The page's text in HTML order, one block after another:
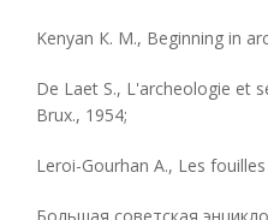
Kenyan К. М., Beginning in
De Laet S., L'archeologie et
Brux., 1954;
Leroi-Gourhan A., Les
Большая советская